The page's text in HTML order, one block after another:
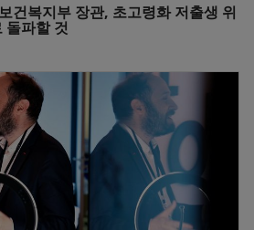
건복지부 장관, 초고령화 저출생 위
돌파할 것